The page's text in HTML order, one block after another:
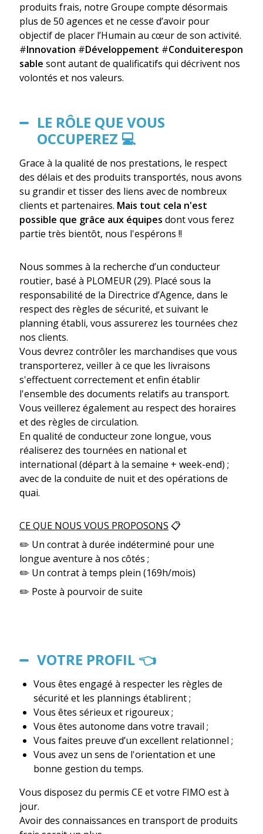
produits frais, notre Groupe compte désormais
plus de 50 agences et ne cesse d’avoir pour
objectif de placer l’Humain au cœur de son activité.
#Innovation #Développement #Conduiterespon
sable sont autant de qualificatifs qui décrivent nos
volontés et nos valeurs.
LE RÔLE QUE VOUS
OCCUPEREZ 💻
Grace à la qualité de nos prestations, le respect
des délais et des produits transportés, nous avons
su grandir et tisser des liens avec de nombreux
clients et partenaires. Mais tout cela n'est
possible que grâce aux équipes dont vous ferez
partie très bientôt, nous l'espérons !!
Nous sommes à la recherche d’un conducteur
routier, basé à PLOMEUR (29). Placé sous la
responsabilité de la Directrice d’Agence, dans le
respect des règles de sécurité, et suivant le
planning établi, vous assurerez les tournées chez
nos clients.
Vous devrez contrôler les marchandises que vous
transporterez, veiller à ce que les livraisons
s'effectuent correctement et enfin établir
l'ensemble des documents relatifs au transport.
Vous veillerez également au respect des horaires
et des règles de circulation.
En qualité de conducteur zone longue, vous
réaliserez des tournées en national et
international (départ à la semaine + week-end) ;
avec de la conduite de nuit et des opérations de
quai.
CE QUE NOUS VOUS PROPOSONS 📋
✏️ Un contrat à durée indéterminé pour une
longue aventure à nos côtés ;
✏️ Un contrat à temps plein (169h/mois)
✏️ Poste à pourvoir de suite
VOTRE PROFIL 👈
Vous êtes engagé à respecter les règles de
sécurité et les plannings établirent ;
Vous êtes sérieux et rigoureux ;
Vous êtes autonome dans votre travail ;
Vous faites preuve d’un excellent relationnel ;
Vous avez un sens de l'orientation et une
bonne gestion du temps.
Vous disposez du permis CE et votre FIMO est à
jour.
Avoir des connaissances en transport de produits